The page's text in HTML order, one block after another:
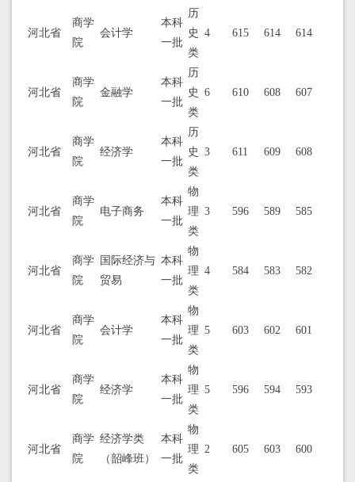
河北省
商学
院
会计学
本科
一批
历
史
类
4 615 614 614
河北省
商学
院
金融学
本科
一批
历
史
类
6 610 608 607
河北省
商学
院
经济学
本科
一批
历
史
类
3 611 609 608
河北省
商学
院
电子商务
本科
一批
物
理
类
3 596 589 585
河北省
商学
院
国际经济与
贸易
本科
一批
物
理
类
4 584 583 582
河北省
商学
院
会计学
本科
一批
物
理
类
5 603 602 601
河北省
商学
院
经济学
本科
一批
物
理
类
5 596 594 593
河北省
商学
院
经济学类
（韶峰班）
本科
一批
物
理
类
2 605 603 600